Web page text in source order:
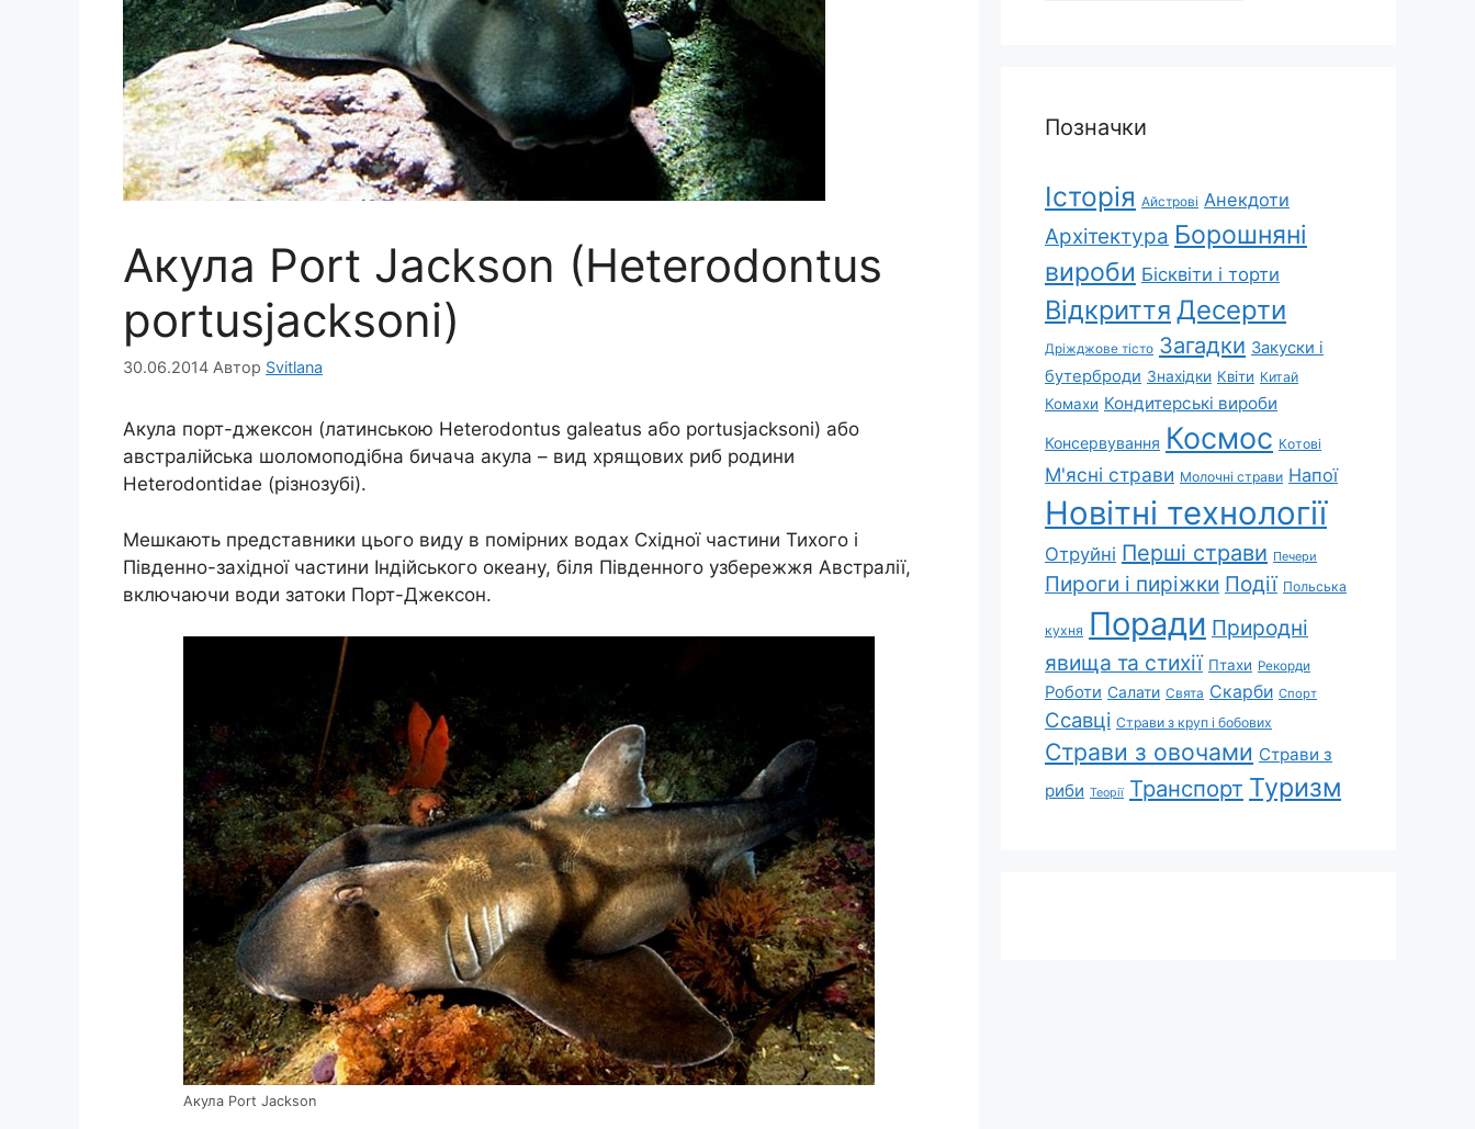
Акула Port Jackson (Heterodontus
portusjacksoni)
30.06.2014 Автор Svitlana
Акула порт-джексон (латинською Heterodontus galeatus або portusjacksoni) або
австралійська шоломоподібна бичача акула – вид хрящових риб родини
Heterodontidae (різнозубі).
Мешкають представники цього виду в помірних водах Східної частини Тихого і
Південно-західної частини Індійського океану, біля Південного узбережжя Австралії,
включаючи води затоки Порт-Джексон.
Акула Port Jackson
Позначки
Історія Айстрові Анекдоти
Архітектура Борошняні
вироби Бісквіти і торти
Відкриття Десерти
Дріжджове тісто Загадки Закуски і
бутерброди Знахідки Квіти Китай
Комахи Кондитерські вироби
Консервування Космос Котові
М'ясні страви Молочні страви Напої
Новітні технології
Отруйні Перші страви Печери
Пироги і пиріжки Події Польська
кухня Поради Природні
явища та стихії Птахи Рекорди
Роботи Салати Свята Скарби Спорт
Ссавці Страви з круп і бобових
Страви з овочами Страви з
риби Теорії Транспорт Туризм